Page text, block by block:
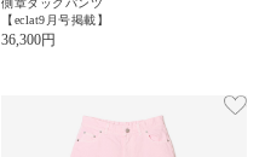
側章タックパンツ
【eclat9月号掲載】
36,300円